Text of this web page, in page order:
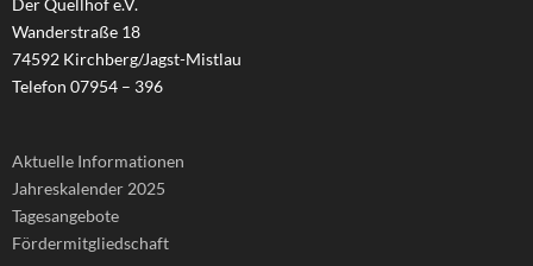
Der Quellhof e.V.
Wanderstraße 18
74592 Kirchberg/Jagst-Mistlau
Telefon 07954 – 396
Aktuelle Informationen
Jahreskalender 2025
Tagesangebote
Fördermitgliedschaft